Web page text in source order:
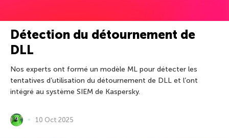
Détection du détournement de
DLL
Nos experts ont formé un modèle ML pour détecter les
tentatives d’utilisation du détournement de DLL et l’ont
intégré au système SIEM de Kaspersky.
10 Oct 2025